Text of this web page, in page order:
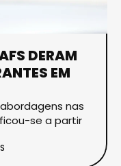
DERAM
EM
nas
se a partir